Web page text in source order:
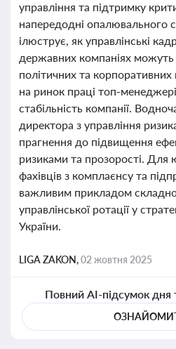
управління та підтримку
напередодні опалювального
ілюструє, як управлінські
державних компаніях
політичних та
на ринок праці топ-
стабільність компанії.
директора з управління
прагнення до підвищення
ризиками та прозорості. Для
фахівців з комплаєнсу та
важливим прикладом
управлінської ротації у
України.
LIGA ZAKON,02 жовтня 2025
Повний AI-підсумок дня